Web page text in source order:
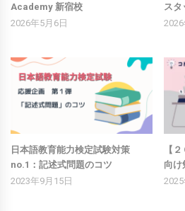
Academy 新宿校
2026年5月6日
スタ
日本語教育能力検定試験対策
no.1：記述式問題のコツ
2023年9月15日
【
向け